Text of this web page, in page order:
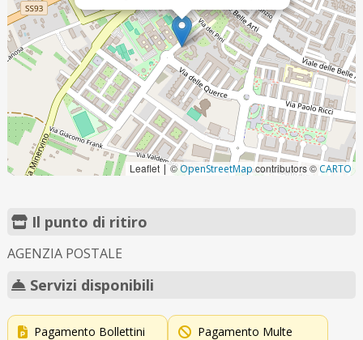
Leaflet |©OpenStreetMapcontributors © CARTO
Il punto di ritiro
AGENZIA POSTALE
Servizi disponibili
Pagamento Bollettini Pagamento Multe